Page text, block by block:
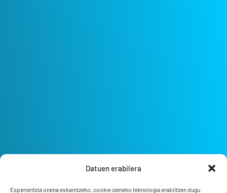
Datuen erabilera
Esperientzia onena eskaintzeko, cookie izeneko teknologia erabiltzen dugu